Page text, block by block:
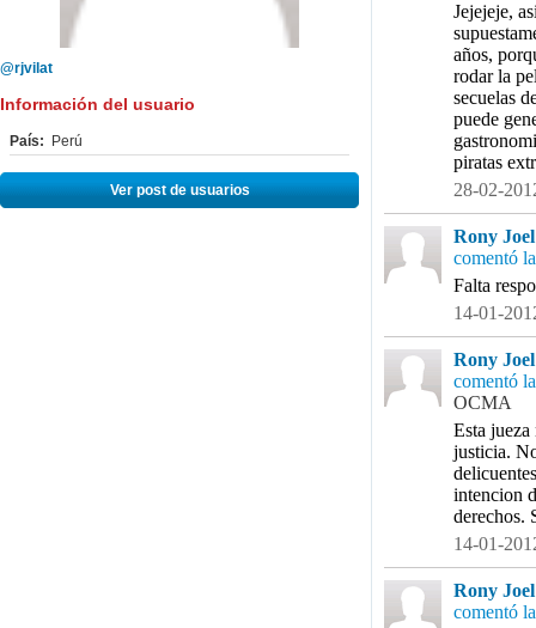
@rjvilat
Información del usuario
País: Perú
Ver post de usuarios
Jejejeje,
años,
rodar la
secuelas
puede
piratas
28-02-
Rony
comentó
Falta
14-01-
Rony
comentó
OCMA
Esta jueza
justicia.
intencion
derechos.
14-01-
Rony
comentó